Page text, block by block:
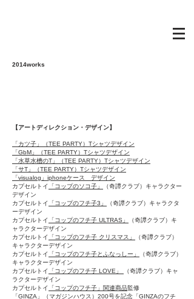
2014works
【アートディレクション・デザイン】
「カツ子」 （TEE PARTY） Tシャツデザイン
「GbM」
（TEE PARTY） Tシャツデザイン
「水草水槽のT」
（TEE PARTY） Tシャツデザイン
「サT」（TEE PARTY）Tシャツデザイン
「visualog」iphoneケース デザイン
カプセルトイ
「コップのソコ子」
（奇譚クラブ）キャラクター
デザイン
カプセルトイ
「コップのフチ子3」
（奇譚クラブ）キャラクタ
ーデザイン
カプセルトイ
「コップのフチ子 ULTRAS」
（奇譚クラブ）キ
ャラクターデザイン
カプセルトイ
「コップのフチ子 クリスマス」
（奇譚クラブ）
キャラクターデザイン
カプセルトイ
「コップのフチ子とふなっしー」
（奇譚クラブ）
キャラクターデザイン
カプセルトイ
「コップのフチ子 LOVE」
（奇譚クラブ）キャ
ラクターデザイン
カプセルトイ
「コップのフチ子」関連商品監修
「GINZA」（マガジンハウス）200号を記念「GINZAのフチ